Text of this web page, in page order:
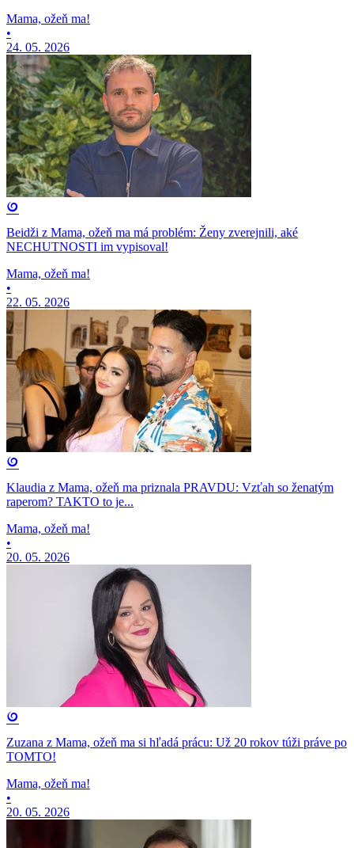
Mama, ožeň ma!
•
24. 05. 2026
Beidži z Mama, ožeň ma má problém: Ženy zverejnili, aké
NECHUTNOSTI im vypisoval!
Mama, ožeň ma!
•
22. 05. 2026
Klaudia z Mama, ožeň ma priznala PRAVDU: Vzťah so ženatým
raperom? TAKTO to je...
Mama, ožeň ma!
•
20. 05. 2026
Zuzana z Mama, ožeň ma si hľadá prácu: Už 20 rokov túži práve po
TOMTO!
Mama, ožeň ma!
•
20. 05. 2026